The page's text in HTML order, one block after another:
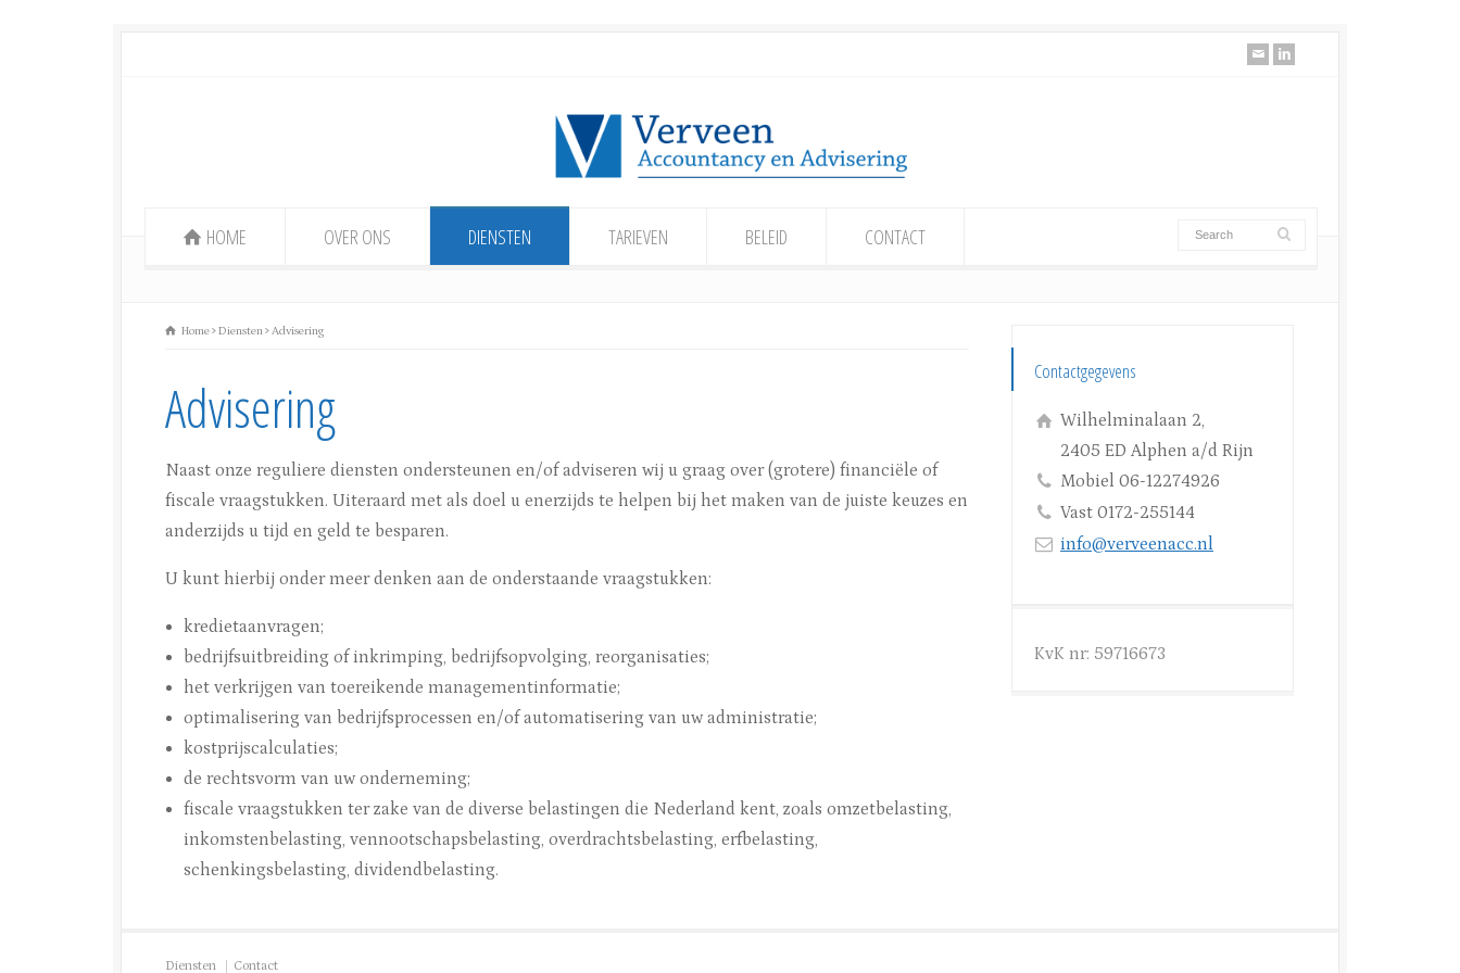
HOME OVER ONS DIENSTEN TARIEVEN BELEID CONTACT
Home Diensten Advisering
Advisering
Naast onze reguliere diensten ondersteunen en/of adviseren wij u graag over (grotere) financiële of
fiscale vraagstukken. Uiteraard met als doel u enerzijds te helpen bij het maken van de juiste keuzes en
anderzijds u tijd en geld te besparen.
U kunt hierbij onder meer denken aan de onderstaande vraagstukken:
kredietaanvragen;
bedrijfsuitbreiding of inkrimping, bedrijfsopvolging, reorganisaties;
het verkrijgen van toereikende managementinformatie;
optimalisering van bedrijfsprocessen en/of automatisering van uw administratie;
kostprijscalculaties;
de rechtsvorm van uw onderneming;
fiscale vraagstukken ter zake van de diverse belastingen die Nederland kent, zoals omzetbelasting,
inkomstenbelasting, vennootschapsbelasting, overdrachtsbelasting, erfbelasting,
schenkingsbelasting, dividendbelasting.
Contactgegevens
Wilhelminalaan 2,
2405 ED Alphen a/d Rijn
Mobiel 06-12274926
Vast 0172-255144
info@verveenacc.nl
KvK nr: 59716673
Diensten Contact